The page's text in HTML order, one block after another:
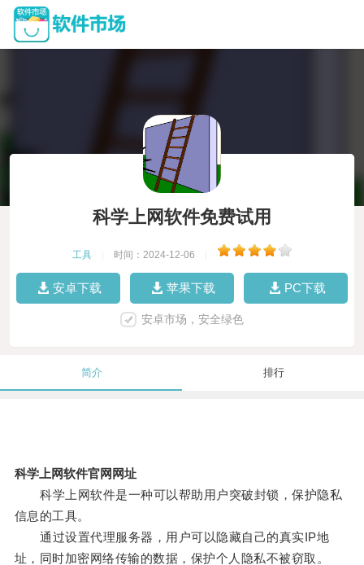
科学上网软件免费试用
工具 时间：2024-12-06
安卓下载 苹果下载 PC下载
安卓市场，安全绿色
简介 排行
科学上网软件官网网址
科学上网软件是一种可以帮助用户突破封锁，保护隐私
信息的工具。
通过设置代理服务器，用户可以隐藏自己的真实IP地
址，同时加密网络传输的数据，保护个人隐私不被窃取。